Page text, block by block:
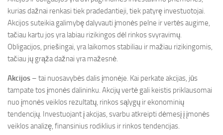
kurias dažnai renkasi tiek pradedantieji, tiek patyrę investuotojai.
Akcijos suteikia galimybę dalyvauti įmonės pelne ir vertės augime,
tačiau kartu jos yra labiau rizikingos dėl rinkos svyravimų.
Obligacijos, priešingai, yra laikomos stabiliau ir mažiau rizikingomis,
tačiau jų grąža dažnai yra mažesnė.
Akcijos – tai nuosavybės dalis įmonėje. Kai perkate akcijas, jūs
tampate tos įmonės dalininku. Akcijų vertė gali keistis priklausomai
nuo įmonės veiklos rezultatų, rinkos sąlygų ir ekonominių
tendencijų. Investuojant į akcijas, svarbu atkreipti dėmesį į įmonės
veiklos analizę, finansinius rodiklius ir rinkos tendencijas.